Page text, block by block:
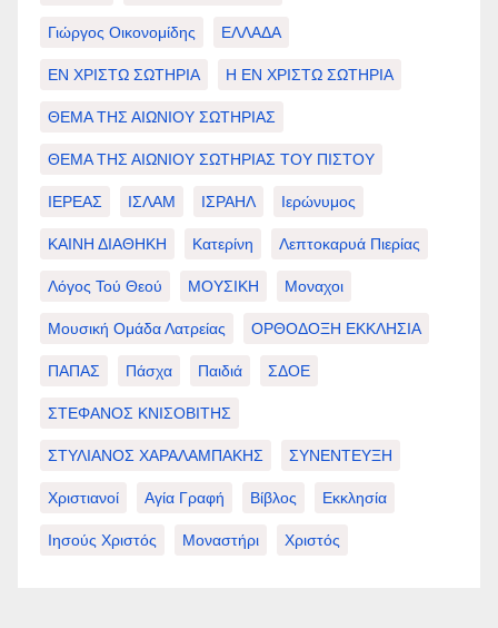
Γιώργος Οικονομίδης ΕΛΛΑΔΑ
ΕΝ ΧΡΙΣΤΩ ΣΩΤΗΡΙΑ Η ΕΝ ΧΡΙΣΤΩ ΣΩΤΗΡΙΑ
ΘΕΜΑ ΤΗΣ ΑΙΩΝΙΟΥ ΣΩΤΗΡΙΑΣ
ΘΕΜΑ ΤΗΣ ΑΙΩΝΙΟΥ ΣΩΤΗΡΙΑΣ ΤΟΥ ΠΙΣΤΟΥ
ΙΕΡΕΑΣ ΙΣΛΑΜ ΙΣΡΑΗΛ Ιερώνυμος
ΚΑΙΝΗ ΔΙΑΘΗΚΗ Κατερίνη Λεπτοκαρυά Πιερίας
Λόγος Τού Θεού ΜΟΥΣΙΚΗ Μοναχοι
Μουσική Ομάδα Λατρείας ΟΡΘΟΔΟΞΗ ΕΚΚΛΗΣΙΑ
ΠΑΠΑΣ Πάσχα Παιδιά ΣΔΟΕ
ΣΤΕΦΑΝΟΣ ΚΝΙΣΟΒΙΤΗΣ
ΣΤΥΛΙΑΝΟΣ ΧΑΡΑΛΑΜΠΑΚΗΣ ΣΥΝΕΝΤΕΥΞΗ
Χριστιανοί Αγία Γραφή Βίβλος Εκκλησία
Ιησούς Χριστός Μοναστήρι Χριστός